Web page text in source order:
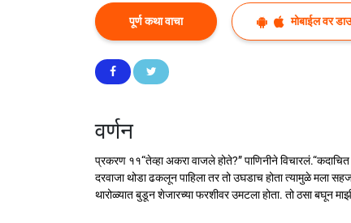
पूर्ण कथा वाचा मोबाईल वर
वर्णन
प्रकरण ११“तेव्हा अकरा वाजले होते?” पाणिनीने विचारलं.“कदाचित
दरवाजा थोडा ढकलून पाहिला तर तो उघडाच होता त्यामुळे मला
थारोळ्यात बुडून शेजारच्या फरशीवर उमटला होता. तो ठसा बघून